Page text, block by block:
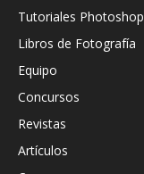
Tutoriales Photoshop
Libros de Fotografía
Equipo
Concursos
Revistas
Artículos